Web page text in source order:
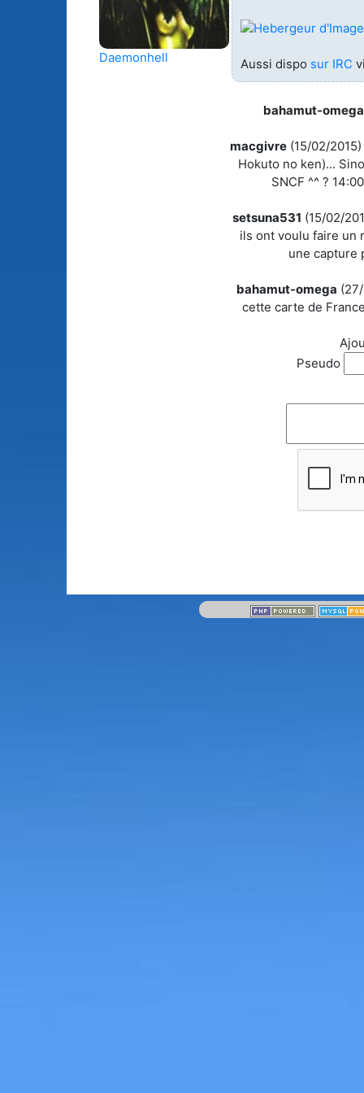
Animes licenciés
(256)
Animes abandonnés
Tous les animes (604)
Mangas terminés
Mangas terminés
Mangas licenciés
(0)
Tous les mangas
Daemonhell Aussi dispo sur IRC
bahamut-omega
macgivre (15/02/
Hokuto no ken)...
SNCF ^^ ?
setsuna531 (15/02/
ils ont voulu faire un
une capture
bahamut-omega
cette carte de
Pseudo